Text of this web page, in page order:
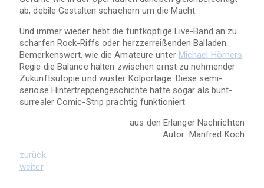
ab, debile Gestalten schachern um die Macht.
Und immer wieder hebt die fünfköpfige Live-Band an zu
scharfen Rock-Riffs oder herzzerreißenden Balladen.
Bemerkenswert, wie die Amateure unter Michael Hörners
Regie die Balance halten zwischen ernst zu nehmender
Zukunftsutopie und wüster Kolportage. Diese semi-
seriöse Hintertreppengeschichte hätte sogar als bunt-
surrealer Comic-Strip prächtig funktioniert
aus den Erlanger Nachrichten
Autor: Manfred Koch
zurück
weiter